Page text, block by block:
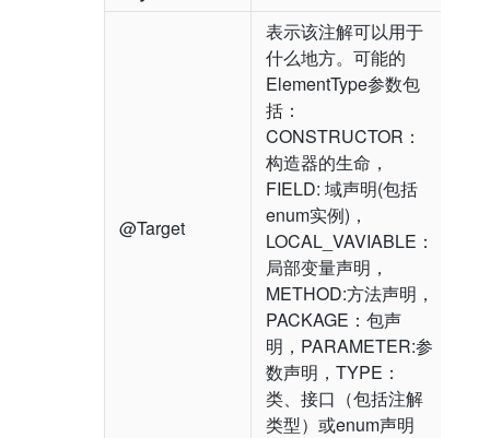
@Target
表示该注解可以用于
什么地方。可能的
ElementType参数包
括：
CONSTRUCTOR：
构造器的生命，
FIELD: 域声明(包括
enum实例)，
LOCAL_VAVIABLE：
局部变量声明，
METHOD:方法声明，
PACKAGE：包声
明，PARAMETER:参
数声明，TYPE：
类、接口（包括注解
类型）或enum声明